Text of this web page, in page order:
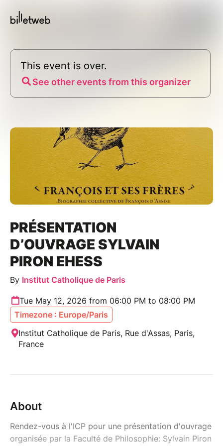
This event is over.
See other events from this organizer
PRÉSENTATION
D’OUVRAGE SYLVAIN
PIRON EHESS
By Institut Catholique de Paris
Tue May 12, 2026 from 06:00 PM to 08:00 PM
Timezone : Europe/Paris
Institut Catholique de Paris, Rue d'Assas, Paris,
France
About
Rendez-vous à l'ICP pour une présentation d'ouvrage
organisée par la Faculté de Philosophie: Sylvain Piron